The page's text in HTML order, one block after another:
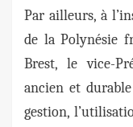
Par ailleurs, à
de la Polynésie
Brest, le vice-
ancien et
gestion,